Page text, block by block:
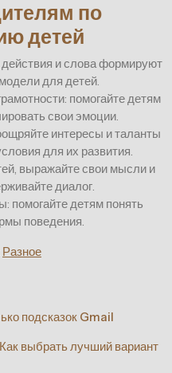
по
детей
и слова формируют
для детей.
помогайте детям
свои эмоции.
интересы и таланты
для их развития.
выражайте свои мысли и
диалог.
помогайте детям понять
поведения.
Разное
подсказок Gmail
выбрать лучший вариант